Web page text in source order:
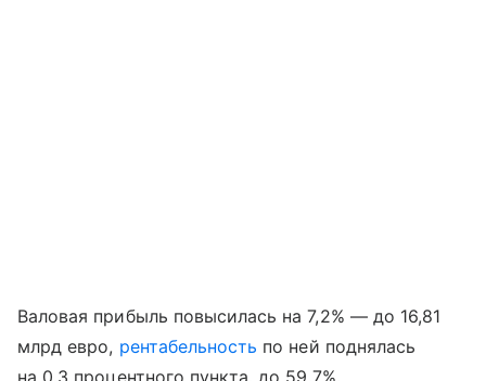
Валовая прибыль повысилась на 7,2% — до 16,81
млрд евро, рентабельность по ней поднялась
на 0,3 процентного пункта, до 59,7%.